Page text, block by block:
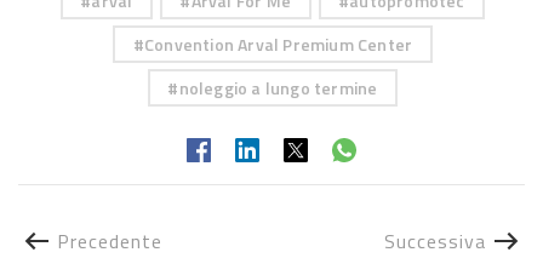
Convention Arval Premium Center
noleggio a lungo termine
Precedente Successiva